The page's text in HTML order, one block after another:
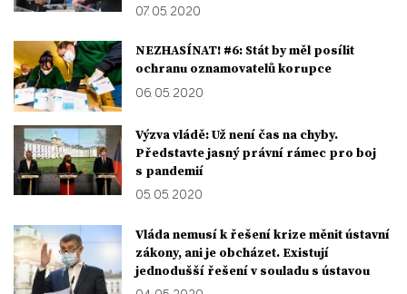
07. 05. 2020
NEZHASÍNAT! #6: Stát by měl posílit
ochranu oznamovatelů korupce
06. 05. 2020
Výzva vládě: Už není čas na chyby.
Představte jasný právní rámec pro boj
s pandemií
05. 05. 2020
Vláda nemusí k řešení krize měnit ústavní
zákony, ani je obcházet. Existují
jednodušší řešení v souladu s ústavou